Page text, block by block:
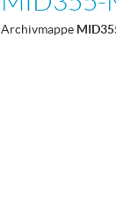
Archivmappe